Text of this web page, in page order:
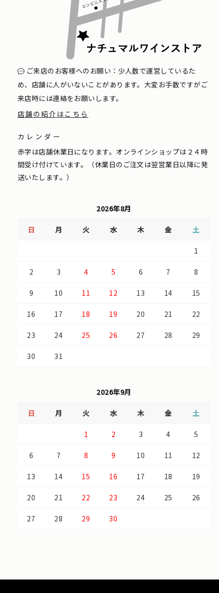
ご来店のお客様へのお願い：少人数で運営しているた
め、店舗に人がいないことがあります。大変お手数ですがご
来店時には連絡をお願いします。
店舗の紹介はこちら
カレンダー
赤字は店舗休業日になります。オンラインショップは２４時
間受け付けています。（休業日のご注文は翌営業日以降に発
送いたします。）
2026年8月
日 月 火 水 木 金 土
1
2 3 4 5 6 7 8
9 10 11 12 13 14 15
16 17 18 19 20 21 22
23 24 25 26 27 28 29
30 31
2026年9月
日 月 火 水 木 金 土
1 2 3 4 5
6 7 8 9 10 11 12
13 14 15 16 17 18 19
20 21 22 23 24 25 26
27 28 29 30